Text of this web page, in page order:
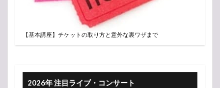
【基本講座】チケットの取り方と意外な裏ワザまで
2026年 注目ライブ・コンサート